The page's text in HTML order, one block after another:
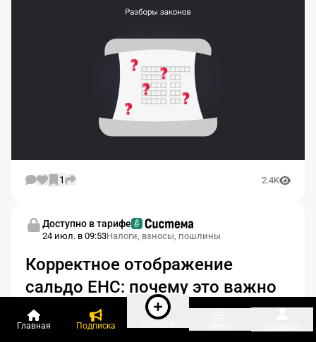
1 2.4K
Доступно в тарифе
24 июл. в 09:53Налоги, взносы, пошлины
Корректное отображение
сальдо ЕНС: почему это важно
Если у вас на ЕНС висит долг, безнадежный
для взыскания — добивайтесь исключения
Главная Подписка